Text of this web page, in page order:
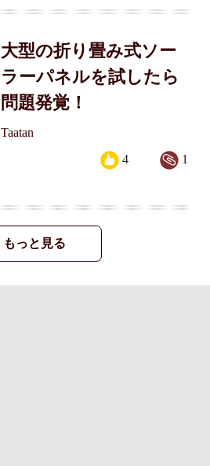
大型の折り畳み式ソー
ラーパネルを試したら
問題発覚！
Taatan
1
4
もっと見る